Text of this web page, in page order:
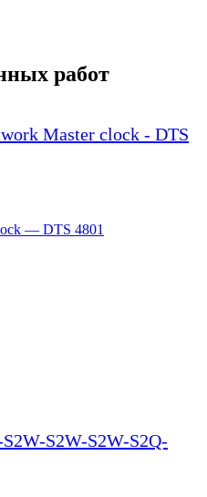
работ
Master clock - DTS
— DTS 4801
S2W-S2W-S2Q-